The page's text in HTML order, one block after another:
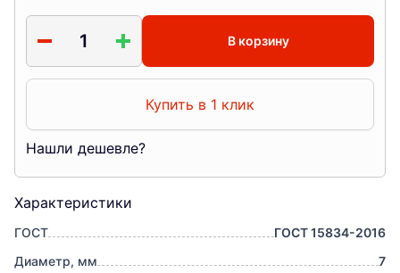
Характеристики
ГОСТ
ГОСТ 15834-2016
Диаметр, мм
7
В корзину
Купить в 1 клик
Нашли дешевле?